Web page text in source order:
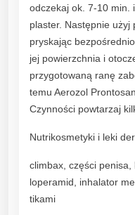
odczekaj ok. 7-10 min.
plaster. Następnie
pryskając
jej powierzchnia i
przygotowaną ranę
temu Aerozol
Czynności powtarzaj
Nutrikosmetyki i leki
climbax, części
loperamid, inhalator
tikami